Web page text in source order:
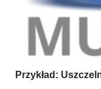
Przykład: